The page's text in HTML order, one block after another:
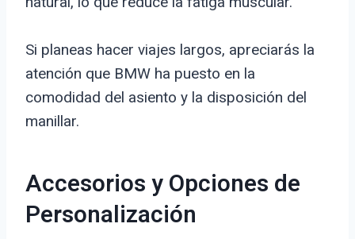
Si planeas hacer viajes largos, apreciarás la
atención que BMW ha puesto en la
comodidad del asiento y la disposición del
manillar.
Accesorios y Opciones de
Personalización